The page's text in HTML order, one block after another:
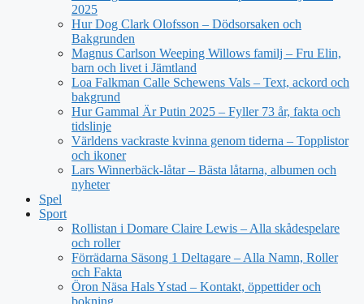
2025
Hur Dog Clark Olofsson – Dödsorsaken och
Bakgrunden
Magnus Carlson Weeping Willows familj – Fru Elin,
barn och livet i Jämtland
Loa Falkman Calle Schewens Vals – Text, ackord och
bakgrund
Hur Gammal Är Putin 2025 – Fyller 73 år, fakta och
tidslinje
Världens vackraste kvinna genom tiderna – Topplistor
och ikoner
Lars Winnerbäck-låtar – Bästa låtarna, albumen och
nyheter
Spel
Sport
Rollistan i Domare Claire Lewis – Alla skådespelare
och roller
Förrädarna Säsong 1 Deltagare – Alla Namn, Roller
och Fakta
Öron Näsa Hals Ystad – Kontakt, öppettider och
bokning